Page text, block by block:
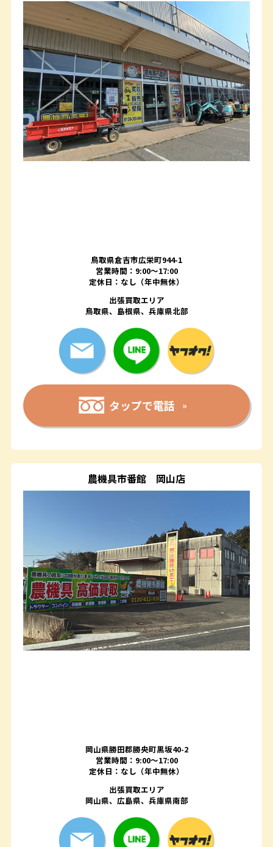
鳥取県倉吉市広栄町944-1
営業時間：9:00～17:00
定休日：なし（年中無休）
出張買取エリア
鳥取県、島根県、兵庫県北部
タップで電話
農機具市番館 岡山店
岡山県勝田郡勝央町黒坂40-2
営業時間：9:00～17:00
定休日：なし（年中無休）
出張買取エリア
岡山県、広島県、兵庫県南部